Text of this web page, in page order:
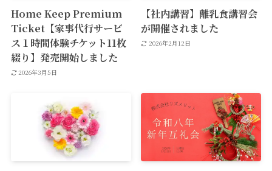
Home Keep Premium
Ticket【家事代行サービ
ス１時間体験チケット11枚
綴り】発売開始しました
2026年3月5日
【社内講習】離乳食講習会
が開催されました
2026年2月12日